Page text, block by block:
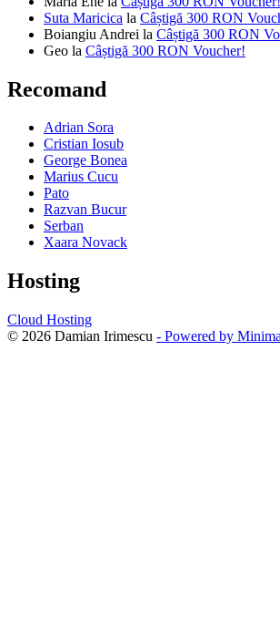
Suta Maricica la Câștigă 300 RON
Boiangiu Andrei la Câștigă 300 RON
Geo la Câștigă 300 RON Voucher!
Recomand
Adrian Sora
Cristian Iosub
George Bonea
Marius Cucu
Pato
Razvan Bucur
Serban
Xaara Novack
Hosting
Cloud Hosting
© 2026 Damian Irimescu - Powered by